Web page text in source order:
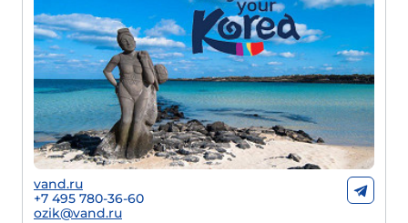
vand.ru
+7 495 780-36-60
ozik@vand.ru